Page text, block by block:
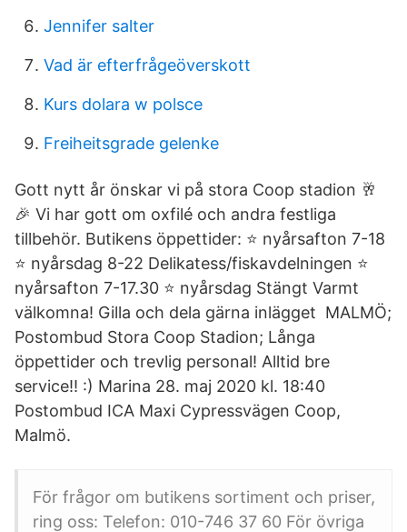
Jennifer salter
Vad är efterfrågeöverskott
Kurs dolara w polsce
Freiheitsgrade gelenke
Gott nytt år önskar vi på stora Coop stadion 🥂
🎉 Vi har gott om oxfilé och andra festliga
tillbehör. Butikens öppettider: ⭐️ nyårsafton 7-18
⭐️ nyårsdag 8-22 Delikatess/fiskavdelningen ⭐️
nyårsafton 7-17.30 ⭐️ nyårsdag Stängt Varmt
välkomna! Gilla och dela gärna inlägget ️ MALMÖ;
Postombud Stora Coop Stadion; Långa
öppettider och trevlig personal! Alltid bre
service!! :) Marina 28. maj 2020 kl. 18:40
Postombud ICA Maxi Cypressvägen Coop,
Malmö.
För frågor om butikens sortiment och priser,
ring oss: Telefon: 010-746 37 60 För övriga